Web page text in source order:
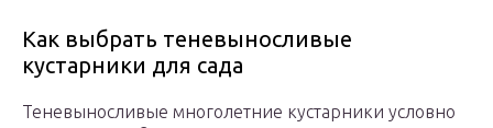
Как выбрать теневыносливые
кустарники для сада
Теневыносливые многолетние кустарники условно